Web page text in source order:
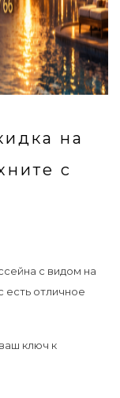
на
с
с видом на
есть отличное
ключ к